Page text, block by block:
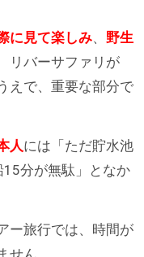
に見て楽しみ、 野生
リバーサファリが
えで、重要な部分で
人には「ただ貯水池
分が無駄」となか
ー旅行では、時間が
ん。